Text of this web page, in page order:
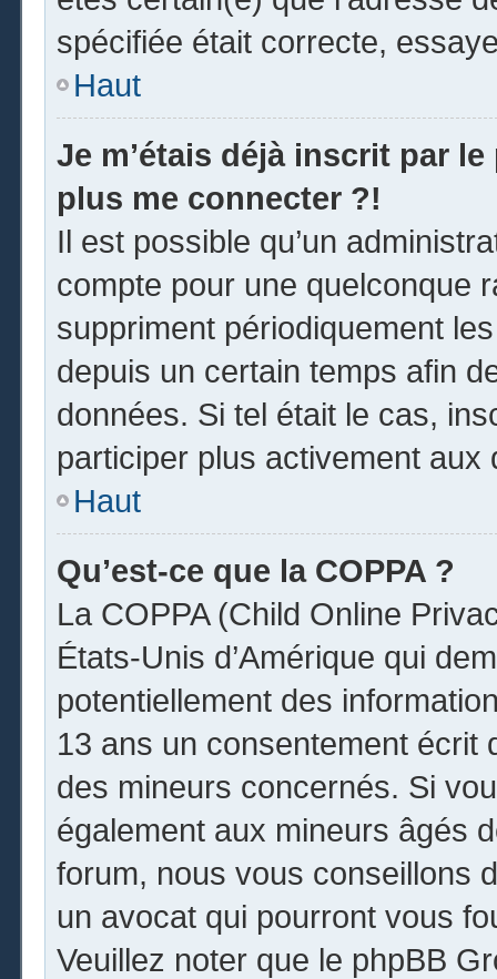
spécifiée était correcte,
Haut
Je m’étais déjà inscrit par
plus me connecter ?!
Il est possible qu’un
compte pour une quelconque
suppriment périodiquement
depuis un certain temps afin
données. Si tel était le cas,
participer plus activement
Haut
Qu’est-ce que la COPPA ?
La COPPA (Child Online
États-Unis d’Amérique qui
potentiellement des
13 ans un consentement écrit
des mineurs concernés. Si
également aux mineurs âgés
forum, nous vous conseillons
un avocat qui pourront vous
Veuillez noter que le phpBB